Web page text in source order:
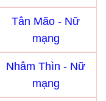
Tân Mão - Nữ
mạng
Nhâm Thìn - Nữ
mạng